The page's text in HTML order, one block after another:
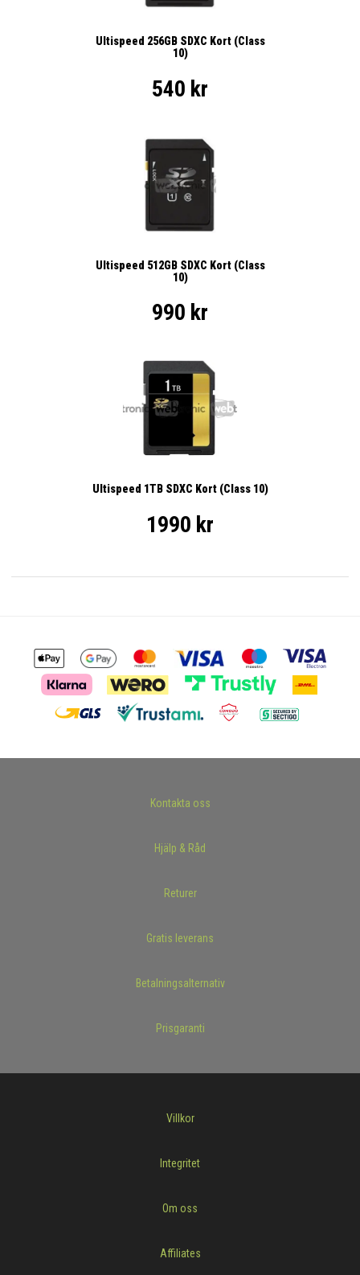
Ultispeed 256GB SDXC Kort (Class
10)
540 kr
Ultispeed 512GB SDXC Kort (Class
10)
990 kr
Ultispeed 1TB SDXC Kort (Class 10)
1990 kr
Kontakta oss
Hjälp & Råd
Returer
Gratis leverans
Betalningsalternativ
Prisgaranti
Villkor
Integritet
Om oss
Affiliates